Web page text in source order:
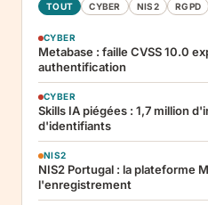
TOUT CYBER NIS2 RGPD
CYBER
Metabase : faille CVSS 10.0
authentification
CYBER
Skills IA piégées : 1,7 million
d'identifiants
NIS2
NIS2 Portugal : la plateforme
l'enregistrement